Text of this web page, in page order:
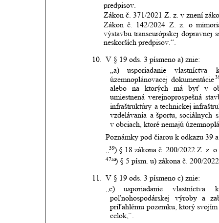
predpisov.
Zákon č. 371/2021 Z. z. v znení
Zákon č. 142/2024 Z. z. o
výstavbu transeurópskej dopravnej
neskorších predpisov.“.
10.
V § 19 ods. 3 písmeno a) znie:
„a)
usporiadanie vlastníctva
územnoplánovacej dokumentácie
alebo na ktorých má byť v
umiestnená verejnoprospešná
infraštruktúry a technickej
vzdelávania a športu, sociálnych
v obciach, ktoré nemajú
Poznámky pod čiarou k odkazu 39
39) § 18 zákona č. 200/2022 Z. z.
47aa) § 5 písm. u) zákona č. 200/
11.
V § 19 ods. 3 písmeno c) znie:
„c)
usporiadanie vlastníctva
k
poľnohospodárskej
výroby a
priľahlému pozemku, ktorý svojím
celok,“.